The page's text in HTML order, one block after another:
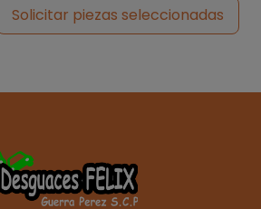
Solicitar piezas seleccionadas